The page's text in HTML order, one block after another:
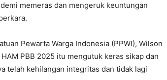
memeras dan mengeruk keuntungan
Pewarta Warga Indonesia (PPWI), Wilson
PBB 2025 itu mengutuk keras sikap dan
telah kehilangan integritas dan tidak lagi